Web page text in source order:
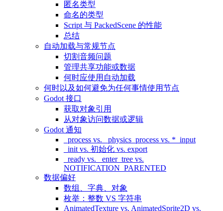
匿名类型
命名的类型
Script 与 PackedScene 的性能
总结
自动加载与常规节点
切割音频问题
管理共享功能或数据
何时应使用自动加载
何时以及如何避免为任何事情使用节点
Godot 接口
获取对象引用
从对象访问数据或逻辑
Godot 通知
_process vs. _physics_process vs. *_input
_init vs. 初始化 vs. export
_ready vs. _enter_tree vs.
NOTIFICATION_PARENTED
数据偏好
数组、字典、对象
枚举：整数 VS 字符串
AnimatedTexture vs. AnimatedSprite2D vs.